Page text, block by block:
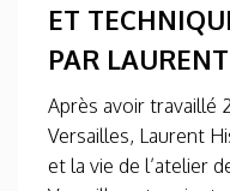
ET
PAR
Après avoir travaillé
Versailles, Laurent
et la vie de l’atelier